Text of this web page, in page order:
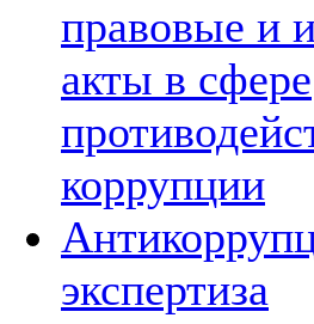
правовые и
акты в сфере
коррупции
экспертиза